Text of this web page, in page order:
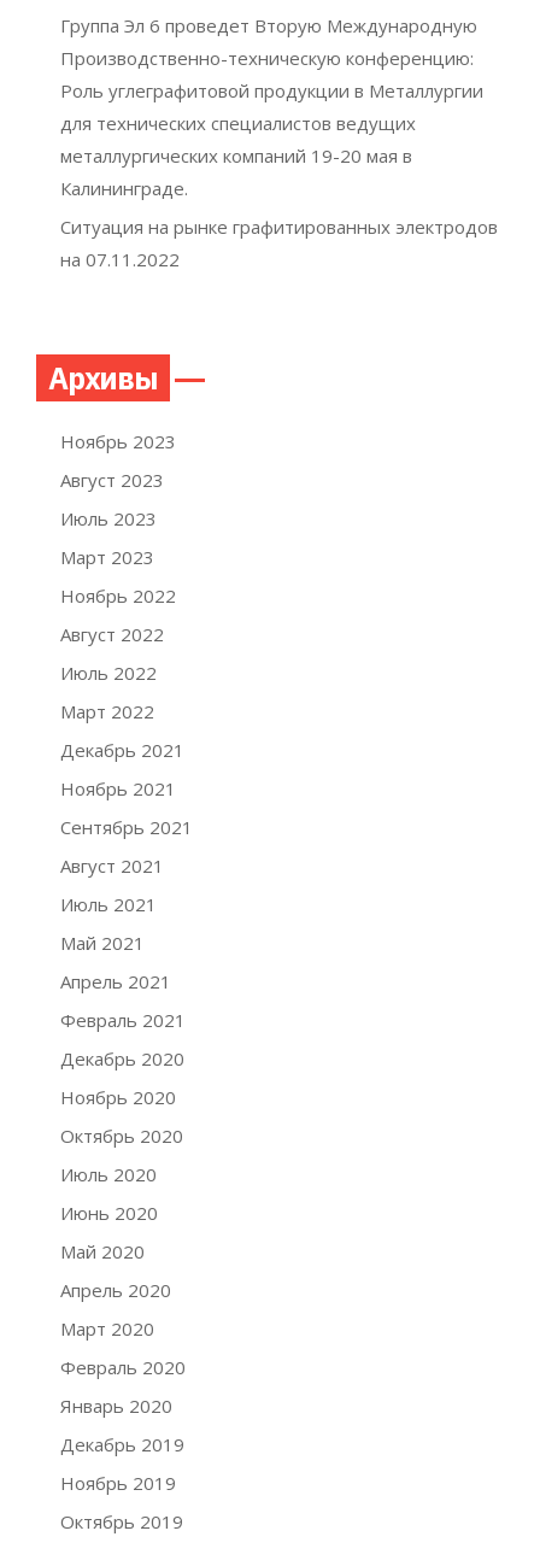
Группа Эл 6 проведет Вторую Международную
Производственно-техническую конференцию:
Роль углеграфитовой продукции в Металлургии
для технических специалистов ведущих
металлургических компаний 19-20 мая в
Калининграде.
Ситуация на рынке графитированных электродов
на 07.11.2022
Архивы
Ноябрь 2023
Август 2023
Июль 2023
Март 2023
Ноябрь 2022
Август 2022
Июль 2022
Март 2022
Декабрь 2021
Ноябрь 2021
Сентябрь 2021
Август 2021
Июль 2021
Май 2021
Апрель 2021
Февраль 2021
Декабрь 2020
Ноябрь 2020
Октябрь 2020
Июль 2020
Июнь 2020
Май 2020
Апрель 2020
Март 2020
Февраль 2020
Январь 2020
Декабрь 2019
Ноябрь 2019
Октябрь 2019